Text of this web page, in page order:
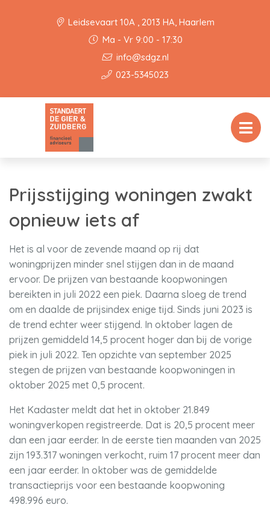
Leidsevaart 10A , 2013 HA, Haarlem
Ma - Vr 9:00 - 17:30
info@sdgz.nl
023-5345023
Prijsstijging woningen zwakt
opnieuw iets af
Het is al voor de zevende maand op rij dat
woningprijzen minder snel stijgen dan in de maand
ervoor. De prijzen van bestaande koopwoningen
bereikten in juli 2022 een piek. Daarna sloeg de trend
om en daalde de prijsindex enige tijd. Sinds juni 2023 is
de trend echter weer stijgend. In oktober lagen de
prijzen gemiddeld 14,5 procent hoger dan bij de vorige
piek in juli 2022. Ten opzichte van september 2025
stegen de prijzen van bestaande koopwoningen in
oktober 2025 met 0,5 procent.
Het Kadaster meldt dat het in oktober 21.849
woningverkopen registreerde. Dat is 20,5 procent meer
dan een jaar eerder. In de eerste tien maanden van 2025
zijn 193.317 woningen verkocht, ruim 17 procent meer dan
een jaar eerder. In oktober was de gemiddelde
transactieprijs voor een bestaande koopwoning
498.996 euro.